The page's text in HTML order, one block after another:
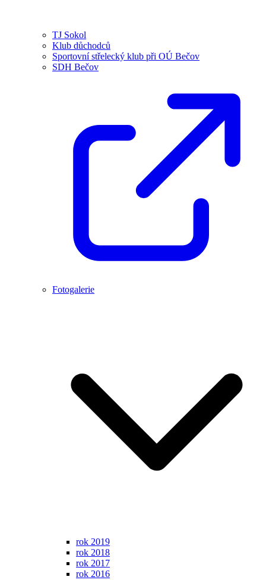
TJ Sokol
Klub důchodců
Sportovní střelecký klub při OÚ Bečov
SDH Bečov
Fotogalerie
rok 2019
rok 2018
rok 2017
rok 2016